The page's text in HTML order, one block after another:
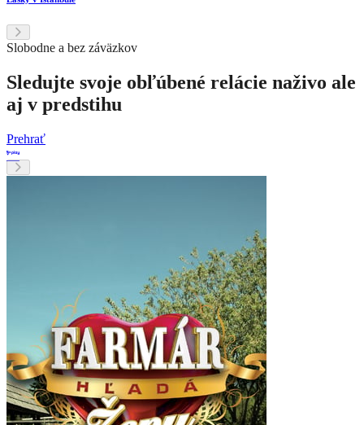
Slobodne a bez záväzkov
Sledujte svoje obľúbené relácie naživo ale
aj v predstihu
Prehrať